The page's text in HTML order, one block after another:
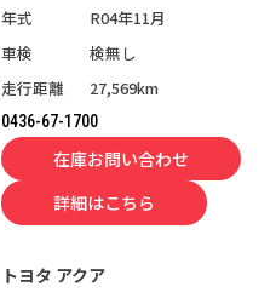
年式
R04年11月
車検
検無し
走行距離
27,569km
0436-67-1700
在庫お問い合わせ
詳細はこちら
トヨタ アクア